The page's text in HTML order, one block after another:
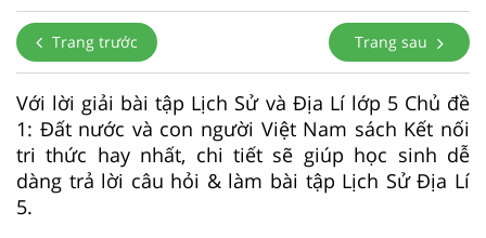
Trang trước Trang sau
Với lời giải bài tập Lịch Sử và Địa Lí lớp 5 Chủ đề
1: Đất nước và con người Việt Nam sách Kết nối
tri thức hay nhất, chi tiết sẽ giúp học sinh dễ
dàng trả lời câu hỏi & làm bài tập Lịch Sử Địa Lí
5.